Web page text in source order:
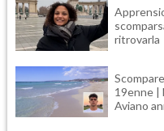
ritrovarla
19enne |
Aviano